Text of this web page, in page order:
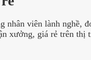
nhân viên lành nghề,
xưởng, giá rẻ trên thị